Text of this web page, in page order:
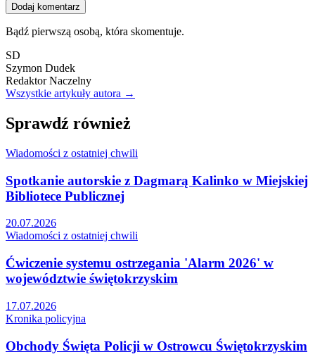
Dodaj komentarz
Bądź pierwszą osobą, która skomentuje.
SD
Szymon Dudek
Redaktor Naczelny
Wszystkie artykuły autora →
Sprawdź również
Wiadomości z ostatniej chwili
Spotkanie autorskie z Dagmarą Kalinko w Miejskiej
Bibliotece Publicznej
20.07.2026
Wiadomości z ostatniej chwili
Ćwiczenie systemu ostrzegania 'Alarm 2026' w
województwie świętokrzyskim
17.07.2026
Kronika policyjna
Obchody Święta Policji w Ostrowcu Świętokrzyskim